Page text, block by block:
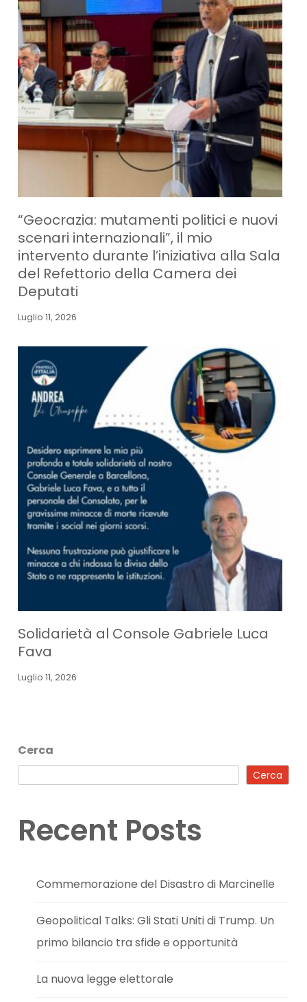
“Geocrazia: mutamenti politici e nuovi
scenari internazionali”, il mio
intervento durante l’iniziativa alla Sala
del Refettorio della Camera dei
Deputati
Luglio 11, 2026
Solidarietà al Console Gabriele Luca
Fava
Luglio 11, 2026
Cerca
Cerca
Recent Posts
Commemorazione del Disastro di Marcinelle
Geopolitical Talks: Gli Stati Uniti di Trump. Un
primo bilancio tra sfide e opportunità
La nuova legge elettorale